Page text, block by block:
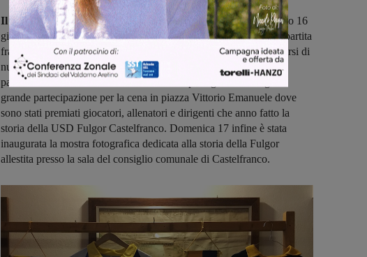
Il programma è poi proseguito in questo fine settimana.Sabato 16
giugno presso lo stadio comunale Odoardo Nardi si è svolta una partita
fra vecchie e nuove glorie della Fulgor, un’occasione per incontrarsi di
nuovo dopo tanto tempo e salutarsi senza pensare al tempo che è
passato ma ai valori che hanno unito tutti i protagonisti. A seguire
grande partecipazione per la cena in piazza Vittorio Emanuele dove
sono stati premiati giocatori, allenatori e dirigenti che anno fatto la
storia della USD Fulgor Castelfranco. Domenica 17 infine è stata
inaugurata la mostra fotografica dedicata alla storia della Fulgor
allestita presso la sala del consiglio comunale di Castelfranco.